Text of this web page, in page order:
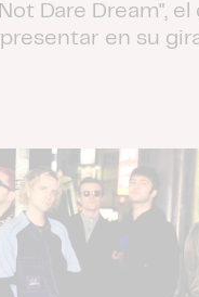
Dare Dream",
en su